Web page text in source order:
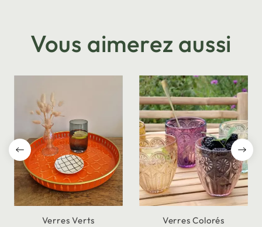
Vous aimerez aussi
Verres Verts Verres Colorés